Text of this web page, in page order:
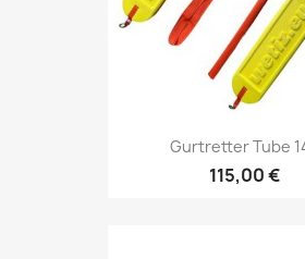
Gurtretter Tube
115,00 €